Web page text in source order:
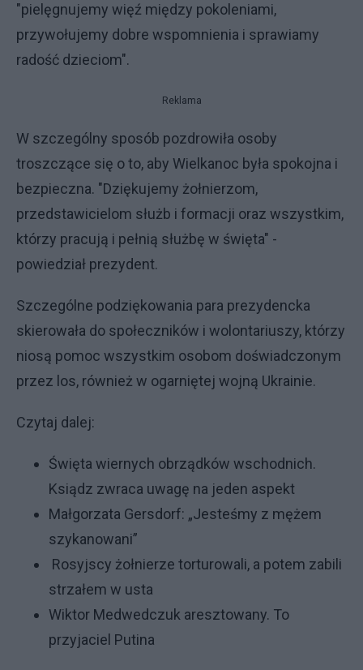
"pielęgnujemy więź między pokoleniami,
przywołujemy dobre wspomnienia i sprawiamy
radość dzieciom".
Reklama
W szczególny sposób pozdrowiła osoby
troszczące się o to, aby Wielkanoc była spokojna i
bezpieczna. "Dziękujemy żołnierzom,
przedstawicielom służb i formacji oraz wszystkim,
którzy pracują i pełnią służbę w święta" -
powiedział prezydent.
Szczególne podziękowania para prezydencka
skierowała do społeczników i wolontariuszy, którzy
niosą pomoc wszystkim osobom doświadczonym
przez los, również w ogarniętej wojną Ukrainie.
Czytaj dalej:
Święta wiernych obrządków wschodnich.
Ksiądz zwraca uwagę na jeden aspekt
Małgorzata Gersdorf: „Jesteśmy z mężem
szykanowani”
Rosyjscy żołnierze torturowali, a potem zabili
strzałem w usta
Wiktor Medwedczuk aresztowany. To
przyjaciel Putina